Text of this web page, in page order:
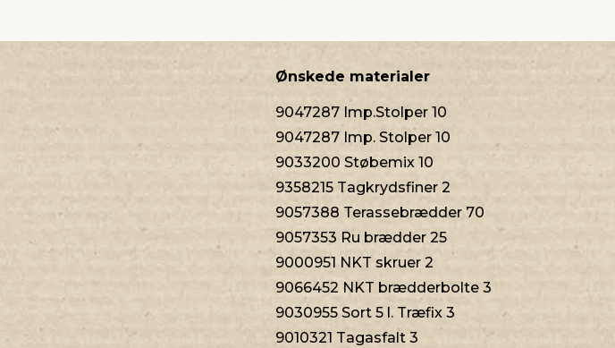
Ønskede materialer
9047287 Imp.Stolper 10
9047287 Imp. Stolper 10
9033200 Støbemix 10
9358215 Tagkrydsfiner 2
9057388 Terassebrædder 70
9057353 Ru brædder 25
9000951 NKT skruer 2
9066452 NKT brædderbolte 3
9030955 Sort 5 l. Træfix 3
9010321 Tagasfalt 3